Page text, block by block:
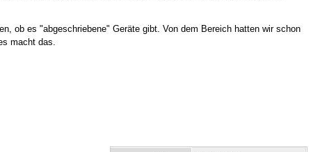
ob es "abgeschriebene" Geräte gibt. Von dem Bereich hatten wir schon
macht das.